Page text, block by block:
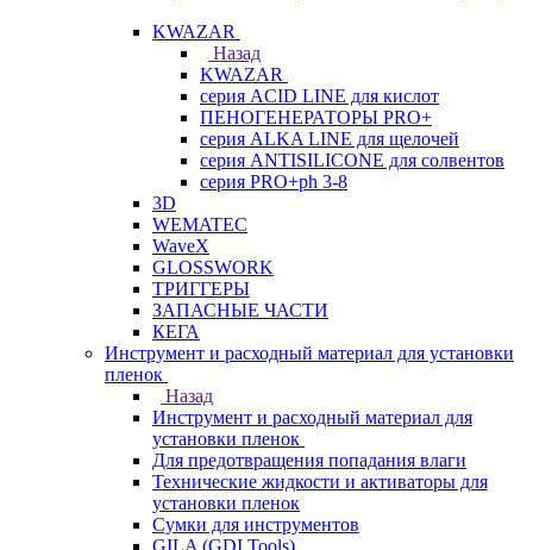
KWAZAR
Назад
KWAZAR
серия ACID LINE для кислот
ПЕНОГЕНЕРАТОРЫ PRO+
серия ALKA LINE для щелочей
серия ANTISILICONE для солвентов
серия PRO+ph 3-8
3D
WEMATEC
WaveX
GLOSSWORK
ТРИГГЕРЫ
ЗАПАСНЫЕ ЧАСТИ
КЕГА
Инструмент и расходный материал для установки
пленок
Назад
Инструмент и расходный материал для
установки пленок
Для предотвращения попадания влаги
Технические жидкости и активаторы для
установки пленок
Сумки для инструментов
GILA (GDI Tools)